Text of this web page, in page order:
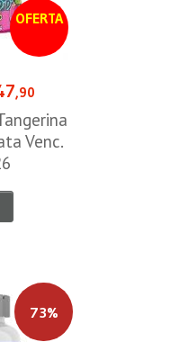
OFERTA
,90
Venc.
73%